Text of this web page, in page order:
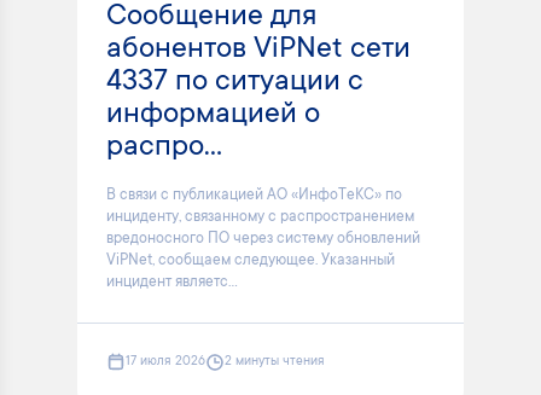
Сообщение для
абонентов ViPNet сети
4337 по ситуации с
информацией о
распро...
В связи с публикацией АО «ИнфоТеКС» по
инциденту, связанному с распространением
вредоносного ПО через систему обновлений
ViPNet, сообщаем следующее. Указанный
инцидент являетс...
17 июля 2026 2 минуты чтения